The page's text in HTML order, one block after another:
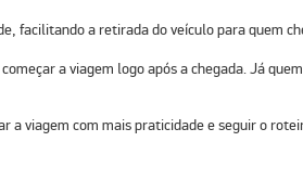
, facilitando a retirada do veículo para quem
a viagem logo após a chegada. Já
viagem com mais praticidade e seguir o